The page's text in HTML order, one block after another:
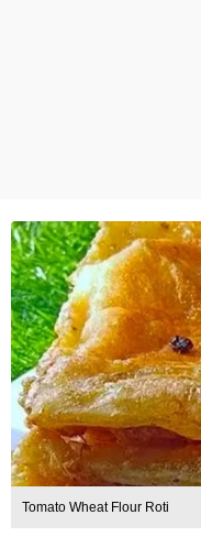
Tomato Wheat Flour Roti